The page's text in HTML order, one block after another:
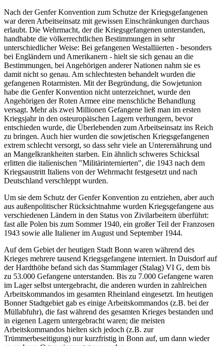
Nach der Genfer Konvention zum Schutze der Kriegsgefangenen
war deren Arbeitseinsatz mit gewissen Einschränkungen durchaus
erlaubt. Die Wehrmacht, der die Kriegsgefangenen unterstanden,
handhabte die völkerrechtlichen Bestimmungen in sehr
unterschiedlicher Weise: Bei gefangenen Westalliierten - besonders
bei Engländern und Amerikanern - hielt sie sich genau an die
Bestimmungen, bei Angehörigen anderer Nationen nahm sie es
damit nicht so genau. Am schlechtesten behandelt wurden die
gefangenen Rotarmisten. Mit der Begründung, die Sowjetunion
habe die Genfer Konvention nicht unterzeichnet, wurde den
Angehörigen der Roten Armee eine menschliche Behandlung
versagt. Mehr als zwei Millionen Gefangene ließ man im ersten
Kriegsjahr in den osteuropäischen Lagern verhungern, bevor
entschieden wurde, die Überlebenden zum Arbeitseinsatz ins Reich
zu bringen. Auch hier wurden die sowjetischen Kriegsgefangenen
extrem schlecht versorgt, so dass sehr viele an Unterernährung und
an Mangelkrankheiten starben. Ein ähnlich schweres Schicksal
erlitten die italienischen "Militärinternierten", die 1943 nach dem
Kriegsaustritt Italiens von der Wehrmacht festgesetzt und nach
Deutschland verschleppt wurden.
Um sie dem Schutz der Genfer Konvention zu entziehen, aber auch
aus außenpolitischer Rücksichtnahme wurden Kriegsgefangene aus
verschiedenen Ländern in den Status von Zivilarbeitern überführt:
fast alle Polen bis zum Sommer 1940, ein großer Teil der Franzosen
1943 sowie alle Italiener im August und September 1944.
Auf dem Gebiet der heutigen Stadt Bonn waren während des
Krieges mehrere tausend Kriegsgefangene interniert. In Duisdorf auf
der Hardthöhe befand sich das Stammlager (Stalag) VI G, dem bis
zu 53.000 Gefangene unterstanden. Bis zu 7.000 Gefangene waren
im Lager selbst untergebracht, die anderen wurden in zahlreichen
Arbeitskommandos im gesamten Rheinland eingesetzt. Im heutigen
Bonner Stadtgebiet gab es einige Arbeitskommandos (z.B. bei der
Müllabfuhr), die fast während des gesamten Krieges bestanden und
in eigenen Lagern untergebracht waren; die meisten
Arbeitskommandos hielten sich jedoch (z.B. zur
Trümmerbeseitigung) nur kurzfristig in Bonn auf, um dann wieder